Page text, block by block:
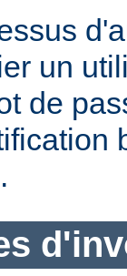
un
de